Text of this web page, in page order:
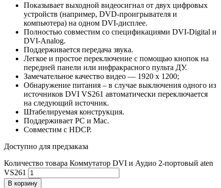
Показывает выходной видеосигнал от двух цифровых
устройств (например, DVD-проигрывателя и
компьютера) на одном DVI-дисплее.
Полностью совместим со спецификациями DVI-Digital и
DVI-Analog.
Поддерживается передача звука.
Легкое и простое переключение с помощью кнопок на
передней панели или инфракрасного пульта ДУ.
Замечательное качество видео — 1920 x 1200;
Обнаружение питания – в случае выключения одного из
источников DVI VS261 автоматически переключается
на следующий источник.
Штабелируемая конструкция.
Поддерживает PC и Mac.
Совместим с HDCP.
Доступно для предзаказа
Количество товара Коммутатор DVI и Аудио 2-портовый aten
VS261
В корзину